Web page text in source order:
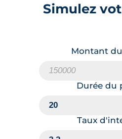
Simulez
Montant
Durée du
Taux